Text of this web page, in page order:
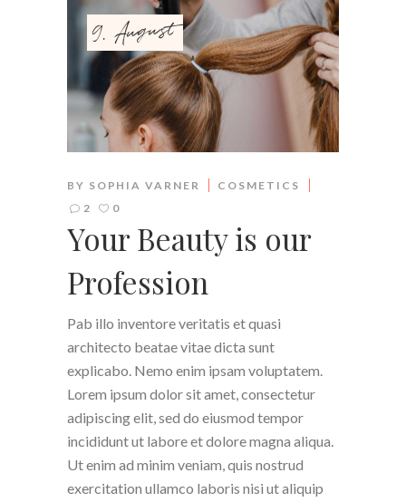
9. August
BY SOPHIA VARNER
COSMETICS
2
0
Your Beauty is our
Profession
Pab illo inventore veritatis et quasi
architecto beatae vitae dicta sunt
explicabo. Nemo enim ipsam voluptatem.
Lorem ipsum dolor sit amet, consectetur
adipiscing elit, sed do eiusmod tempor
incididunt ut labore et dolore magna aliqua.
Ut enim ad minim veniam, quis nostrud
exercitation ullamco laboris nisi ut aliquip